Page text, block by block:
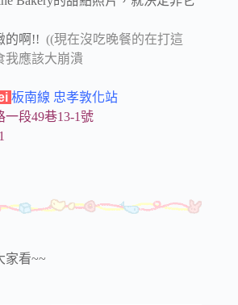
的啊!! ((現在沒吃晚餐的在打這
我應該大崩潰
板南線 忠孝敦化站
段49巷13-1號
家看~~